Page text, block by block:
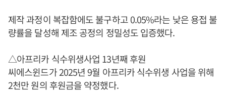
제작 과정이 복잡함에도 불구하고 0.05%라는 낮은 용접 불
량률을 달성해 제조 공정의 정밀성도 입증했다.
△아프리카 식수위생사업 13년째 후원
씨에스윈드가 2025년 9월 아프리카 식수위생 사업을 위해
2천만 원의 후원금을 약정했다.